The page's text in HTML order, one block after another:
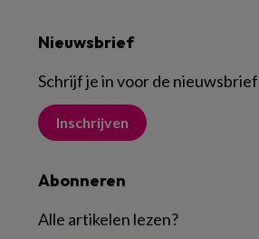
Nieuwsbrief
Schrijf je in voor de nieuwsbrief
Inschrijven
Abonneren
Alle artikelen lezen?